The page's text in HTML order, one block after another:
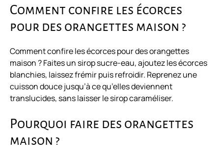
Comment confire les écorces
pour des orangettes maison ?
Comment confire les écorces pour des orangettes
maison ? Faites un sirop sucre-eau, ajoutez les écorces
blanchies, laissez frémir puis refroidir. Reprenez une
cuisson douce jusqu’à ce qu’elles deviennent
translucides, sans laisser le sirop caraméliser.
Pourquoi faire des orangettes
maison ?